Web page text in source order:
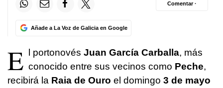
Añade a La Voz de Galicia en Google
Comentar ·
E l portonovés Juan García Carballa, más
conocido entre sus vecinos como Peche,
recibirá la Raia de Ouro el domingo 3 de mayo